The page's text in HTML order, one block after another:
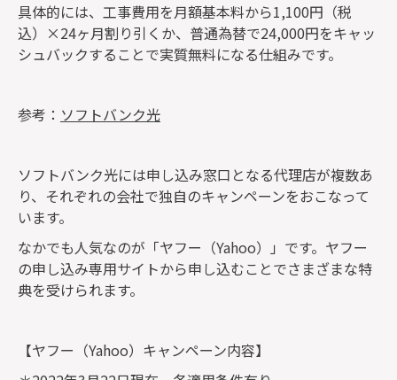
具体的には、工事費用を月額基本料から1,100円（税
込）×24ヶ月割り引くか、普通為替で24,000円をキャッ
シュバックすることで実質無料になる仕組みです。
参考： ソフトバンク光
ソフトバンク光には申し込み窓口となる代理店が複数あ
り、それぞれの会社で独自のキャンペーンをおこなって
います。
なかでも人気なのが「ヤフー（Yahoo）」です。ヤフー
の申し込み専用サイトから申し込むことでさまざまな特
典を受けられます。
【ヤフー（Yahoo）キャンペーン内容】